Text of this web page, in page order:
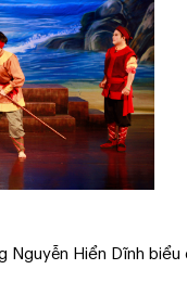
Nguyễn Hiển Dĩnh biểu